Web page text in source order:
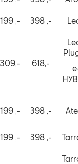
199 ,- 398 ,-
309,- 618,-
199 ,- 398 ,-
199 ,- 398 ,-